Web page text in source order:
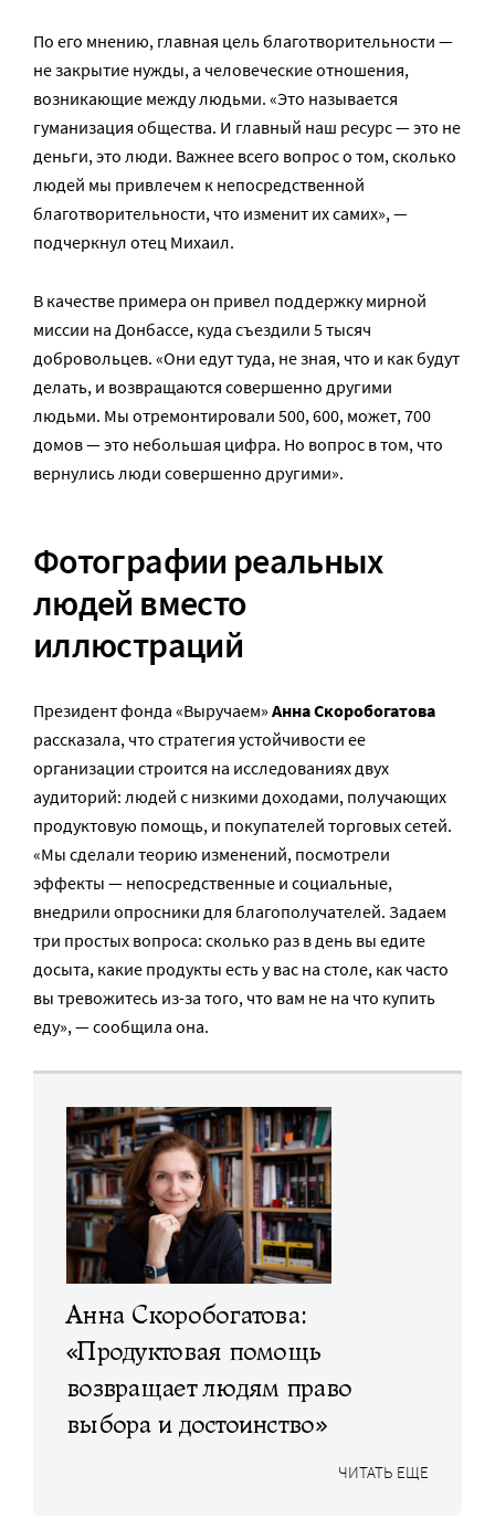
По его мнению, главная цель благотворительности —
не закрытие нужды, а человеческие отношения,
возникающие между людьми. «Это называется
гуманизация общества. И главный наш ресурс — это не
деньги, это люди. Важнее всего вопрос о том, сколько
людей мы привлечем к непосредственной
благотворительности, что изменит их самих», —
подчеркнул отец Михаил.
В качестве примера он привел поддержку мирной
миссии на Донбассе, куда съездили 5 тысяч
добровольцев. «Они едут туда, не зная, что и как будут
делать, и возвращаются совершенно другими
людьми. Мы отремонтировали 500, 600, может, 700
домов — это небольшая цифра. Но вопрос в том, что
вернулись люди совершенно другими».
Фотографии реальных
людей вместо
иллюстраций
Президент фонда «Выручаем» Анна Скоробогатова
рассказала, что стратегия устойчивости ее
организации строится на исследованиях двух
аудиторий: людей с низкими доходами, получающих
продуктовую помощь, и покупателей торговых сетей.
«Мы сделали теорию изменений, посмотрели
эффекты — непосредственные и социальные,
внедрили опросники для благополучателей. Задаем
три простых вопроса: сколько раз в день вы едите
досыта, какие продукты есть у вас на столе, как часто
вы тревожитесь из-за того, что вам не на что купить
еду», — сообщила она.
Анна Скоробогатова:
«Продуктовая помощь
возвращает людям право
выбора и достоинство»
ЧИТАТЬ ЕЩЕ